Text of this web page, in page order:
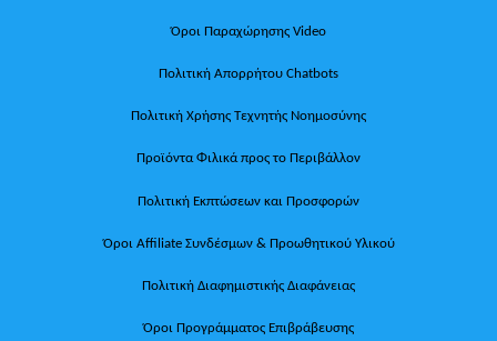
Όροι Παραχώρησης Video
Πολιτική Απορρήτου Chatbots
Πολιτική Χρήσης Τεχνητής Νοημοσύνης
Προϊόντα Φιλικά προς το Περιβάλλον
Πολιτική Εκπτώσεων και Προσφορών
Όροι Affiliate Συνδέσμων & Προωθητικού Υλικού
Πολιτική Διαφημιστικής Διαφάνειας
Όροι Προγράμματος Επιβράβευσης